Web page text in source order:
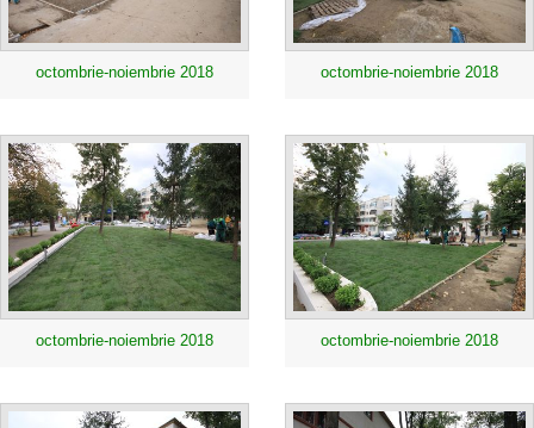
octombrie-noiembrie 2018 octombrie-noiembrie 2018
octombrie-noiembrie 2018 octombrie-noiembrie 2018